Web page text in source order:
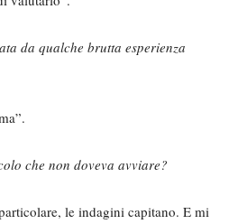
da qualche brutta esperienza
che non doveva avviare?
le indagini capitano. E mi